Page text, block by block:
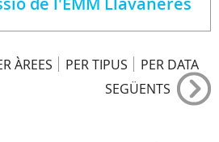
ÀREES PER TIPUS
PER DATA
SEGÜENTS